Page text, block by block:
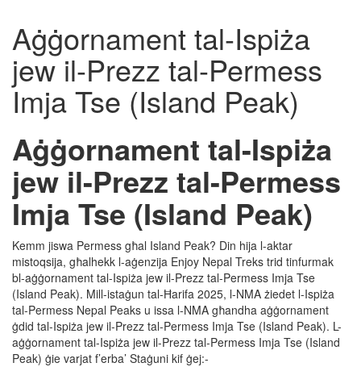
Aġġornament tal-Ispiża
jew il-Prezz tal-Permess
Imja Tse (Island Peak)
Aġġornament tal-Ispiża
jew il-Prezz tal-Permess
Imja Tse (Island Peak)
Kemm jiswa Permess għal Island Peak? Din hija l-aktar
mistoqsija, għalhekk l-aġenzija Enjoy Nepal Treks trid tinfurmak
bl-aġġornament tal-Ispiża jew il-Prezz tal-Permess Imja Tse
(Island Peak). Mill-istaġun tal-Ħarifa 2025, l-NMA żiedet l-Ispiża
tal-Permess Nepal Peaks u issa l-NMA għandha aġġornament
ġdid tal-Ispiża jew il-Prezz tal-Permess Imja Tse (Island Peak). L-
aġġornament tal-Ispiża jew il-Prezz tal-Permess Imja Tse (Island
Peak) ġie varjat f’erba’ Staġuni kif ġej:-